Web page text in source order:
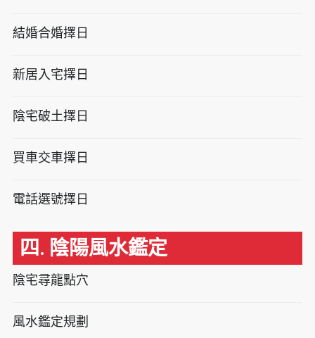
結婚合婚擇日
新居入宅擇日
陰宅破土擇日
買車交車擇日
電話選號擇日
四. 陰陽風水鑑定
陰宅尋龍點穴
風水鑑定規劃